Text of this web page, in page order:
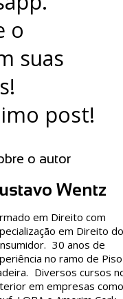
o
suas
post!
o autor
Wentz
em Direito com
em Direito do
30 anos de
no ramo de
Diversos cursos
em empresas como